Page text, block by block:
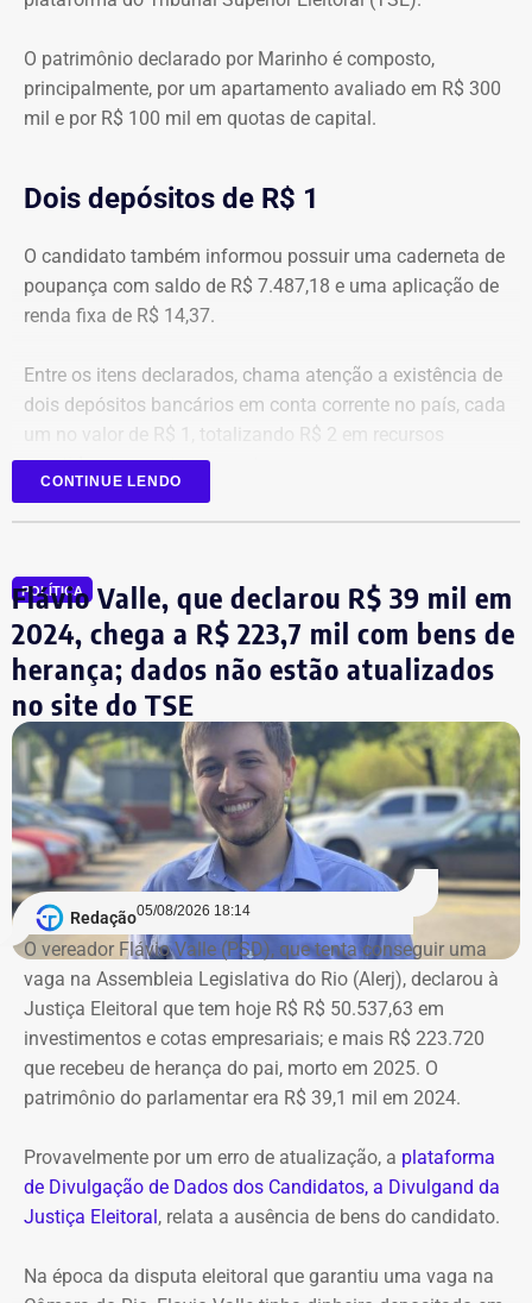
O patrimônio declarado por Marinho é composto,
principalmente, por um apartamento avaliado em R$ 300
mil e por R$ 100 mil em quotas de capital.
Dois depósitos de R$ 1
O candidato também informou possuir uma caderneta de
poupança com saldo de R$ 7.487,18 e uma aplicação de
renda fixa de R$ 14,37.
Entre os itens declarados, chama atenção a existência de
dois depósitos bancários em conta corrente no país, cada
um no valor de R$ 1, totalizando R$ 2 em recursos
mantidos em contas correntes.
A tenente-coronel da Polícia Militar Erigreyce Monteiro
em bens, relativos a um apartamento.
Bens declarados por André Marinho (Novo) à Justiça Eleitoral — Foto:
Reprodução/Divulgacand
CONTINUE LENDO
POLÍTICA
Flávio Valle, que declarou R$ 39 mil em
2024, chega a R$ 223,7 mil com bens de
herança; dados não estão atualizados
no site do TSE
Redação05/08/2026 18:14
O vereador Flávio Valle (PSD), que tenta conseguir uma
vaga na Assembleia Legislativa do Rio (Alerj), declarou à
Justiça Eleitoral que tem hoje R$ R$ 50.537,63 em
investimentos e cotas empresariais; e mais R$ 223.720
que recebeu de herança do pai, morto em 2025. O
patrimônio do parlamentar era R$ 39,1 mil em 2024.
Provavelmente por um erro de atualização, a plataforma
de Divulgação de Dados dos Candidatos, a Divulgand da
Justiça Eleitoral , relata a ausência de bens do candidato.
Na época da disputa eleitoral que garantiu uma vaga na